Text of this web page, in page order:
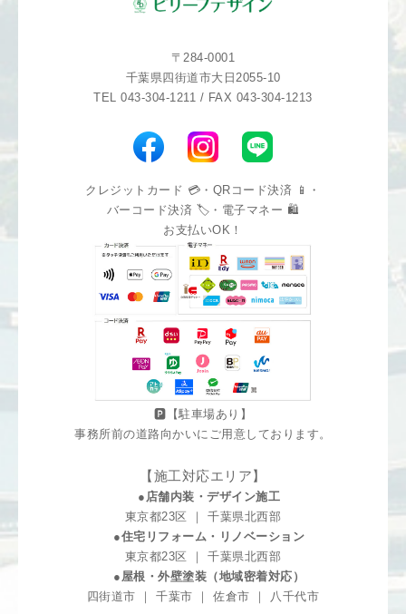
〒284-0001
千葉県四街道市大日2055-10
TEL 043-304-1211 / FAX 043-304-1213
クレジットカード 💳・QRコード決済 📱・
バーコード決済 🏷️・電子マネー 🛍️
お支払いOK！
🅿️【駐車場あり】
事務所前の道路向かいにご用意しております。
【施工対応エリア】
●店舗内装・デザイン施工
東京都23区 ｜ 千葉県北西部
●住宅リフォーム・リノベーション
東京都23区 ｜ 千葉県北西部
●屋根・外壁塗装（地域密着対応）
四街道市 ｜ 千葉市 ｜ 佐倉市 ｜ 八千代市